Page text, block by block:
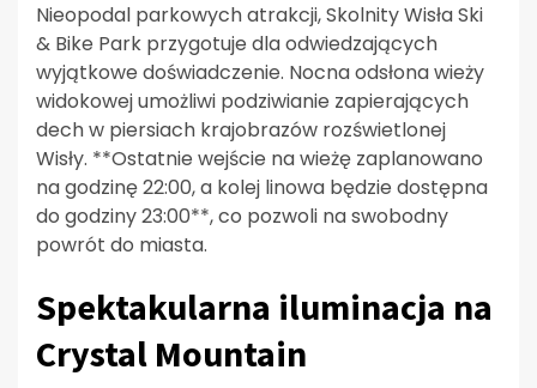
Nieopodal parkowych atrakcji, Skolnity Wisła Ski
& Bike Park przygotuje dla odwiedzających
wyjątkowe doświadczenie. Nocna odsłona wieży
widokowej umożliwi podziwianie zapierających
dech w piersiach krajobrazów rozświetlonej
Wisły. **Ostatnie wejście na wieżę zaplanowano
na godzinę 22:00, a kolej linowa będzie dostępna
do godziny 23:00**, co pozwoli na swobodny
powrót do miasta.
Spektakularna iluminacja na
Crystal Mountain